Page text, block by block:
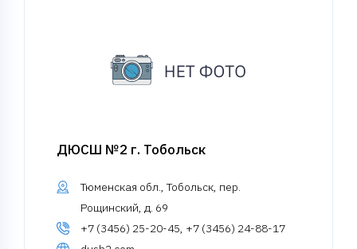
ДЮСШ №2 г. Тобольск
Тюменская обл., Тобольск, пер.
Рощинский, д. 69
+7 (3456) 25-20-45, +7 (3456) 24-88-17